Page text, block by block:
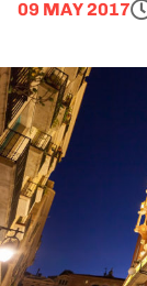
09 MAY 2017